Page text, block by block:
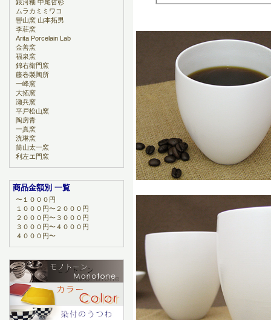
銀河釉 中尾哲彰
ムラカミミワコ
巒山窯 山本拓男
李荘窯
Arita Porcelain Lab
金善窯
福泉窯
錦右衛門窯
藤巻製陶所
一峰窯
大拓窯
瀬兵窯
平戸松山窯
陶房青
一真窯
洸琳窯
筒山太一窯
利左エ門窯
商品金額別 一覧
〜１０００円
１０００円〜２０００円
２０００円〜３０００円
３０００円〜４０００円
４０００円〜